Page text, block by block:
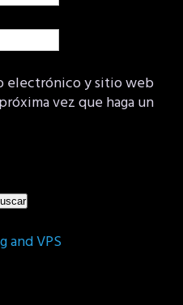
electrónico y sitio web
vez que haga un